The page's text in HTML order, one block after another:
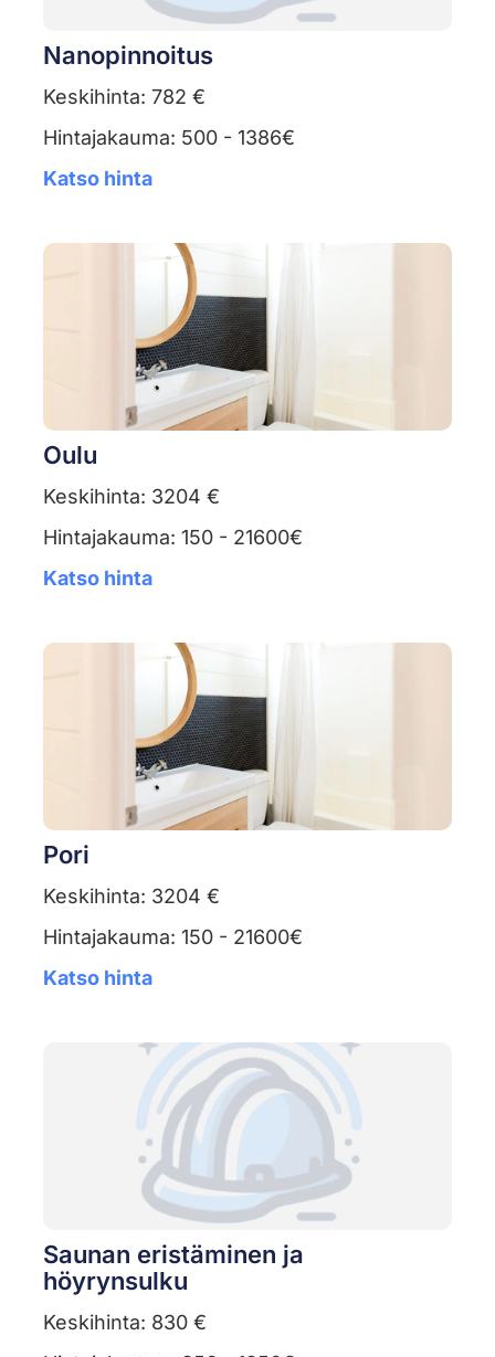
Nanopinnoitus
Keskihinta: 782 €
Hintajakauma: 500 - 1386€
Katso hinta
Oulu
Keskihinta: 3204 €
Hintajakauma: 150 - 21600€
Katso hinta
Pori
Keskihinta: 3204 €
Hintajakauma: 150 - 21600€
Katso hinta
Saunan eristäminen ja
höyrynsulku
Keskihinta: 830 €